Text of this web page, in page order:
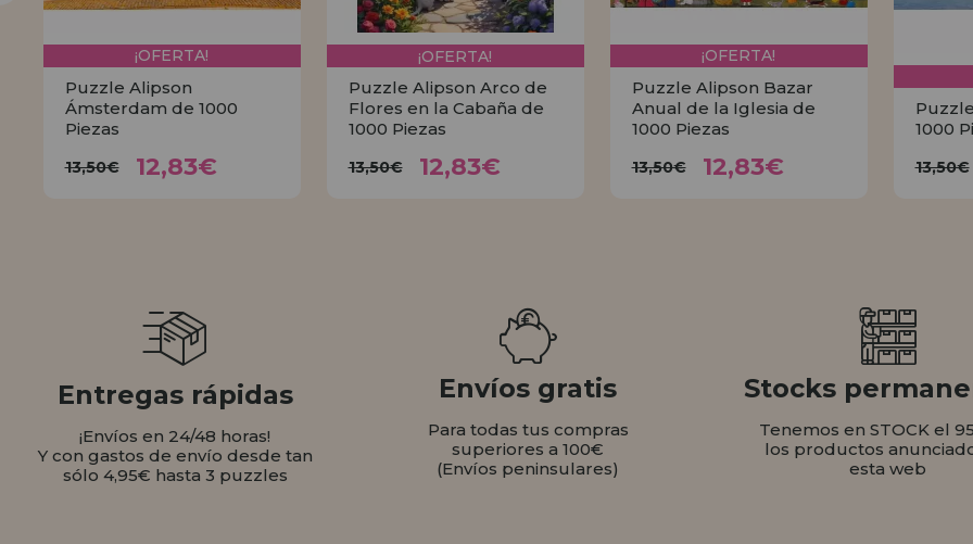
¡OFERTA!
Puzzle Alipson
Ámsterdam de 1000
Piezas
13,50€ 12,83€
¡OFERTA!
Puzzle Alipson Arco de
Flores en la Cabaña de
1000 Piezas
13,50€ 12,83€
¡OFERTA!
Puzzle Alipson Bazar
Anual de la Iglesia de
1000 Piezas
13,50€ 12,83€
1000
13,50€
Entregas rápidas
¡Envíos en 24/48 horas!
Y con gastos de envío desde tan
sólo 4,95€ hasta 3 puzzles
Envíos gratis
Para todas tus compras
superiores a 100€
(Envíos peninsulares)
Stocks
Tenemos en STOCK el
los productos
esta web